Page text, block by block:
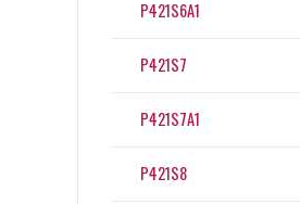
P421S6A1
P421S7
P421S7A1
P421S8